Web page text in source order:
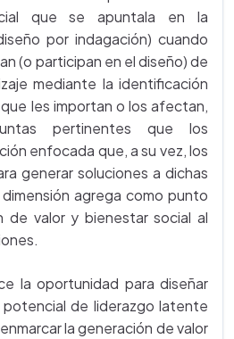
que se apuntala en la
por indagación) cuando
(o participan en el diseño) de
mediante la identificación
les importan o los afectan,
pertinentes que los
enfocada que, a su vez, los
generar soluciones a dichas
agrega como punto
de valor y bienestar social al
la oportunidad para diseñar
de liderazgo latente
la generación de valor